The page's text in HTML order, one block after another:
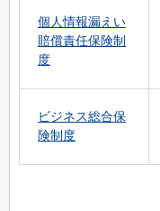
個人情報漏えい
賠償責任保険制
度
ビジネス総合保
険制度